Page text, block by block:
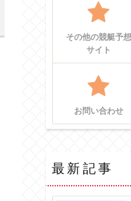
その他の競艇予想
サイト
お問い合わせ
最新記事